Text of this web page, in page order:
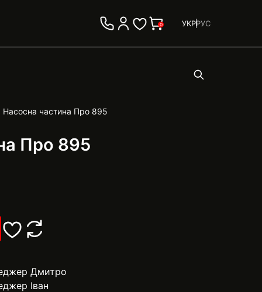
0 УКРРУС
Насосна частина Про 895
Про 895
Дмитро
Іван